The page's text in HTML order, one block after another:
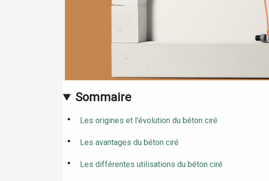
Sommaire
Les origines et l'évolution du béton ciré
Les avantages du béton ciré
Les différentes utilisations du béton ciré